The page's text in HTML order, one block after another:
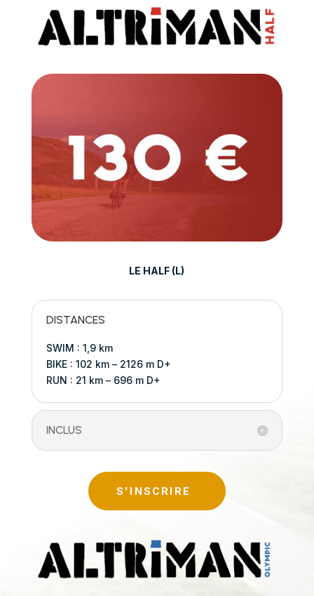
LE HALF (L)
DISTANCES
SWIM : 1,9 km
BIKE : 102 km – 2126 m D+
RUN : 21 km – 696 m D+
INCLUS
S'INSCRIRE